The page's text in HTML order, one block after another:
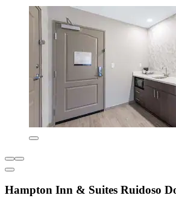
Hampton Inn & Suites Ruidoso